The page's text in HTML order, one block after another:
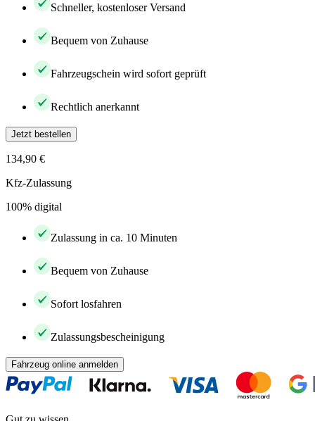
Schneller, kostenloser Versand
Bequem von Zuhause
Fahrzeugschein wird sofort geprüft
Rechtlich anerkannt
Jetzt bestellen
134,90 €
Kfz-Zulassung
100% digital
Zulassung in ca. 10 Minuten
Bequem von Zuhause
Sofort losfahren
Zulassungsbescheinigung
Fahrzeug online anmelden